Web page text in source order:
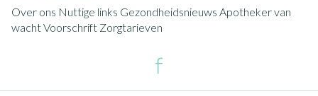
Over ons Nuttige links Gezondheidsnieuws Apotheker van
wachtVoorschrift Zorgtarieven